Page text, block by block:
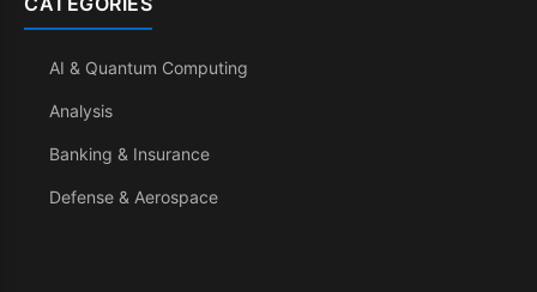
AI & Quantum Computing
Analysis
Banking & Insurance
Defense & Aerospace